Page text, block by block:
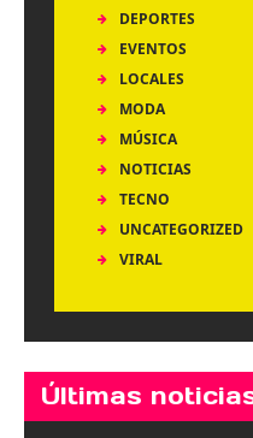
DEPORTES
EVENTOS
LOCALES
MODA
MÚSICA
NOTICIAS
TECNO
UNCATEGORIZED
VIRAL
Últimas